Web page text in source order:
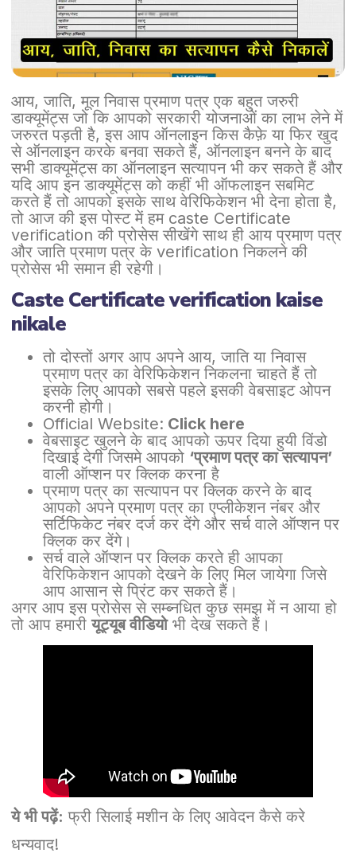
आय, जाति, मूल निवास प्रमाण पत्र एक बहुत जरुरी
डाक्यूमेंट्स जो कि आपको सरकारी योजनाओं का लाभ लेने में
जरुरत पड़ती है, इस आप ऑनलाइन किस कैफ़े या फिर खुद
से ऑनलाइन करके बनवा सकते हैं, ऑनलाइन बनने के बाद
सभी डाक्यूमेंट्स का ऑनलाइन सत्यापन भी कर सकते हैं और
यदि आप इन डाक्यूमेंट्स को कहीं भी ऑफलाइन सबमिट
करते हैं तो आपको इसके साथ वेरिफिकेशन भी देना होता है,
तो आज की इस पोस्ट में हम caste Certificate
verification की प्रोसेस सीखेंगे साथ ही आय प्रमाण पत्र
और जाति प्रमाण पत्र के verification निकलने की
प्रोसेस भी समान ही रहेगी।
Caste Certificate verification kaise
nikale
तो दोस्तों अगर आप अपने आय, जाति या निवास
प्रमाण पत्र का वेरिफिकेशन निकलना चाहते हैं तो
इसके लिए आपको सबसे पहले इसकी वेबसाइट ओपन
करनी होगी।
Official Website: Click here
वेबसाइट खुलने के बाद आपको ऊपर दिया हुयी विंडो
दिखाई देगी जिसमे आपको ‘प्रमाण पत्र का सत्यापन’
वाली ऑप्शन पर क्लिक करना है
प्रमाण पत्र का सत्यापन पर क्लिक करने के बाद
आपको अपने प्रमाण पत्र का एप्लीकेशन नंबर और
सर्टिफिकेट नंबर दर्ज कर देंगे और सर्च वाले ऑप्शन पर
क्लिक कर देंगे।
सर्च वाले ऑप्शन पर क्लिक करते ही आपका
वेरिफिकेशन आपको देखने के लिए मिल जायेगा जिसे
आप आसान से प्रिंट कर सकते हैं।
अगर आप इस प्रोसेस से सम्ब्नधित कुछ समझ में न आया हो
तो आप हमारीयूट्यूब वीडियोभी देख सकते हैं।
ये भी पढ़ें: फ्री सिलाई मशीन के लिए आवेदन कैसे करे
धन्यवाद!